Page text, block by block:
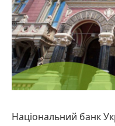
Національний банк